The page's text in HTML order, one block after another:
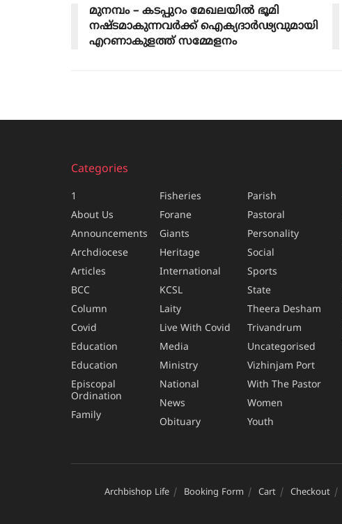
മുനമ്പം – കടപ്പുറം മേഖലയില്‍ ഭൂമി
നഷ്ടമാകുന്നവര്‍ക്ക് ഐക്യദാര്‍ഢ്യവുമായി
എറണാകുളത്ത് സമ്മേളനം
Categories
1
About Us
Announcements
Archdiocese
Articles
BCC
Column
Covid
Education
Education
Episcopal
Ordination
Family
Fisheries
Forane
Giants
Heritage
International
KCSL
Laity
Live With Covid
Media
Ministry
National
News
Obituary
Parish
Pastoral
Personality
Social
Sports
State
Theera Desham
Trivandrum
Uncategorised
Vizhinjam Port
With The Pastor
Women
Youth
Archbishop Life Booking Form Cart Checkout